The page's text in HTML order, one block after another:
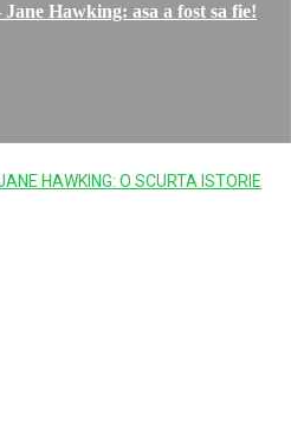
Hawking: asa a fost sa fie!